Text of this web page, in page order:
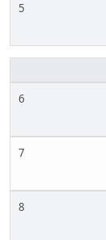
5
6
7
8